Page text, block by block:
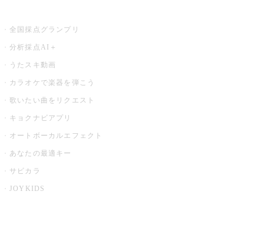
全国採点グランプリ
分析採点AI＋
うたスキ動画
カラオケで楽器を弾こう
歌いたい曲をリクエスト
キョクナビアプリ
オートボーカルエフェクト
あなたの最適キー
サビカラ
JOYKIDS